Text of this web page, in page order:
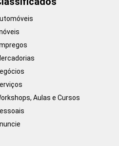
Aulas e Cursos